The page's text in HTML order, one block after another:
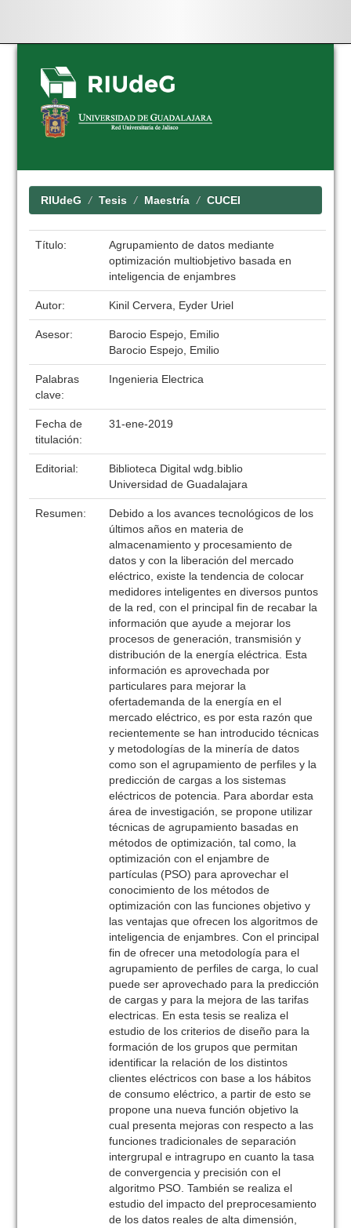
Skip
navigation
RIUdeG Tesis Maestría CUCEI
Título:
Agrupamiento de datos mediante
optimización multiobjetivo basada en
inteligencia de enjambres
Autor: Kinil Cervera, Eyder Uriel
Asesor:
Barocio Espejo, Emilio
Barocio Espejo, Emilio
Palabras
clave:
Ingenieria Electrica
Fecha de
titulación:
31-ene-2019
Editorial:
Biblioteca Digital wdg.biblio
Universidad de Guadalajara
Resumen:
Debido a los avances tecnológicos de los
últimos años en materia de
almacenamiento y procesamiento de
datos y con la liberación del mercado
eléctrico, existe la tendencia de colocar
medidores inteligentes en diversos puntos
de la red, con el principal fin de recabar la
información que ayude a mejorar los
procesos de generación, transmisión y
distribución de la energía eléctrica. Esta
información es aprovechada por
particulares para mejorar la
ofertademanda de la energía en el
mercado eléctrico, es por esta razón que
recientemente se han introducido técnicas
y metodologías de la minería de datos
como son el agrupamiento de perfiles y la
predicción de cargas a los sistemas
eléctricos de potencia. Para abordar esta
área de investigación, se propone utilizar
técnicas de agrupamiento basadas en
métodos de optimización, tal como, la
optimización con el enjambre de
partículas (PSO) para aprovechar el
conocimiento de los métodos de
optimización con las funciones objetivo y
las ventajas que ofrecen los algoritmos de
inteligencia de enjambres. Con el principal
fin de ofrecer una metodología para el
agrupamiento de perfiles de carga, lo cual
puede ser aprovechado para la predicción
de cargas y para la mejora de las tarifas
electricas. En esta tesis se realiza el
estudio de los criterios de diseño para la
formación de los grupos que permitan
identificar la relación de los distintos
clientes eléctricos con base a los hábitos
de consumo eléctrico, a partir de esto se
propone una nueva función objetivo la
cual presenta mejoras con respecto a las
funciones tradicionales de separación
intergrupal e intragrupo en cuanto la tasa
de convergencia y precisión con el
algoritmo PSO. También se realiza el
estudio del impacto del preprocesamiento
de los datos reales de alta dimensión,